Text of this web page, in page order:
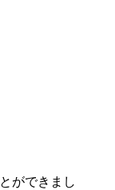
ができまし